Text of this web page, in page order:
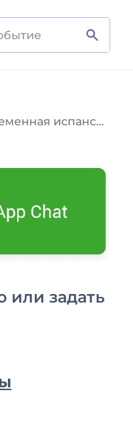
Современная испанская архитектура
или задать